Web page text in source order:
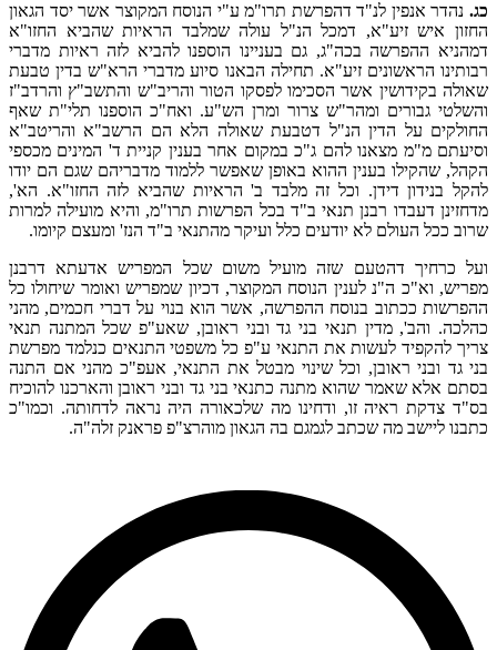
כג. נהדר אנפין לנ"ד דהפרשת תרו"מ ע"י הנוסח המקוצר אשר יסד הגאון
החזון איש זיע"א, דמכל הנ"ל עולה שמלבד הראיות שהביא החזו"א
דמהניא ההפרשה בכה"ג, גם בעניינו הוספנו להביא לזה ראיות מדברי
רבותינו הראשונים זיע"א. תחילה הבאנו סיוע מדברי הרא"ש בדין טבעת
שאולה בקידושין אשר הסכימו לפסקו הטור והריב"ש והתשב"ץ והרדב"ז
והשלטי גבורים ומהר"ש צרור ומרן הש"ע. ואח"כ הוספנו תלי"ת שאף
החולקים על הדין הנ"ל דטבעת שאולה הלא הם הרשב"א והריטב"א
וסיעתם מ"מ מצאנו להם ג"כ במקום אחר בענין קניית ד' המינים מכספי
הקהל, שהקילו בענין ההוא באופן שאפשר ללמוד מדבריהם שגם הם יודו
להקל בנידון דידן. וכל זה מלבד ב' הראיות שהביא לזה החזו"א. הא',
מדחזינן דעבדו רבנן תנאי ב"ד בכל הפרשות תרו"מ, והיא מועילה למרות
שרוב ככל העולם לא יודעים כלל ועיקר מהתנאי ב"ד הנז' ומעצם קיומו.
ועל כרחיך דהטעם שזה מועיל משום שכל המפריש אדעתא דרבנן
מפריש, וא"כ ה"נ לענין הנוסח המקוצר, דכיון שמפריש ואומר שיחולו כל
ההפרשות ככתוב בנוסח ההפרשה, אשר הוא בנוי על דברי חכמים, מהני
כהלכה. והב', מדין תנאי בני גד ובני ראובן, שאע"פ שכל המתנה תנאי
צריך להקפיד לעשות את התנאי ע"פ כל משפטי התנאים כנלמד מפרשת
בני גד ובני ראובן, וכל שינוי מבטל את התנאי, אעפ"כ מהני אם התנה
בסתם אלא שאמר שהוא מתנה כתנאי בני גד ובני ראובן והארכנו להוכיח
בס"ד צדקת ראיה זו, ודחינו מה שלכאורה היה נראה לדחותה. וכמו"כ
כתבנו ליישב מה שכתב לגמגם בה הגאון מוהרצ"פ פראנק זלה"ה.